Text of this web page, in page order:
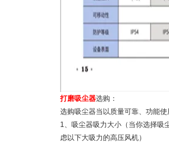
打磨吸尘器选购：
选购吸尘器当以质量可靠、功能
1、吸尘器吸力大小（当你选择吸
虑以下大吸力的高压风机）